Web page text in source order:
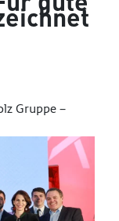
Gruppe –